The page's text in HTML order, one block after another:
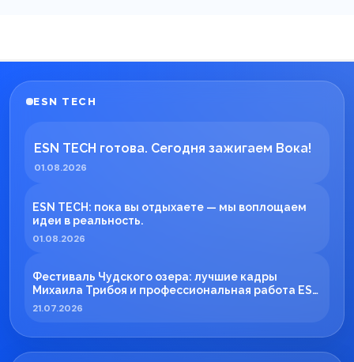
ESN TECH
ESN TECH готова. Сегодня зажигаем Вока!
01.08.2026
ESN TECH: пока вы отдыхаете — мы воплощаем
идеи в реальность.
01.08.2026
Фестиваль Чудского озера: лучшие кадры
Михаила Трибоя и профессиональная работа ESN
TECH
21.07.2026